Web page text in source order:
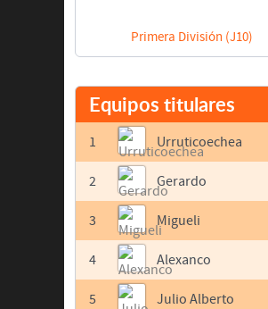
Primera División (J10)
Equipos titulares
1 Urruticoechea
2 Gerardo
3 Migueli
4 Alexanco
5 Julio Alberto